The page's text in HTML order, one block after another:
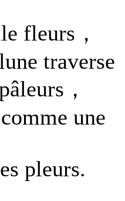
，
traverse
，
une